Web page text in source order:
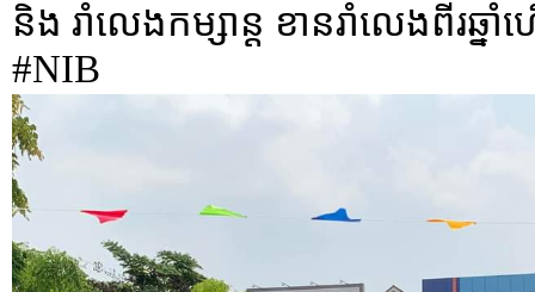
និង រាំលេងកម្សាន្ត ខានរាំលេងពីរឆ្
#NIB